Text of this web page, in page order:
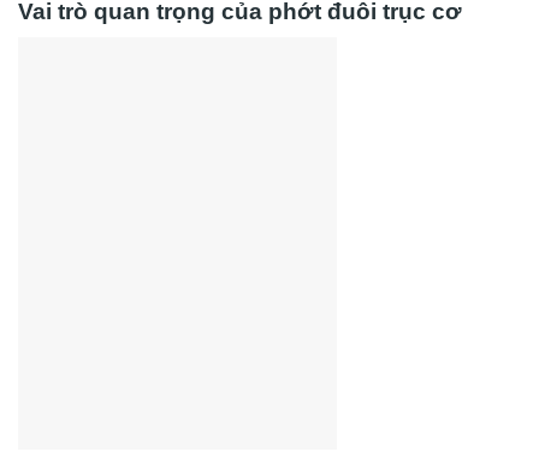
Vai trò quan trọng của phớt đuôi trục cơ